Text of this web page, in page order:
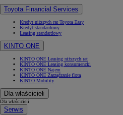
Toyota Financial Services
Kredyt niższych rat Toyota Easy
Kredyt standardowy
Leasing standardowy
KINTO ONE
KINTO ONE Leasing niższych rat
KINTO ONE Leasing konsumencki
KINTO ONE Najem
KINTO ONE Zarządzanie flotą
KINTO Mobility
Dla właścicieli
Dla właścicieli
Serwis